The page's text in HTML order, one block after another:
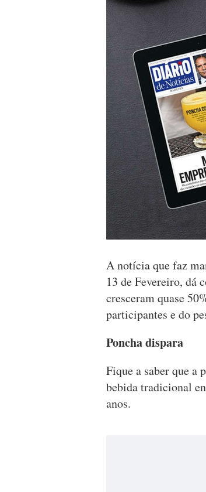
A notícia que faz
13 de Fevereiro, dá
cresceram quase
participantes e do
Poncha dispara
Fique a saber que a
bebida tradicional
anos.